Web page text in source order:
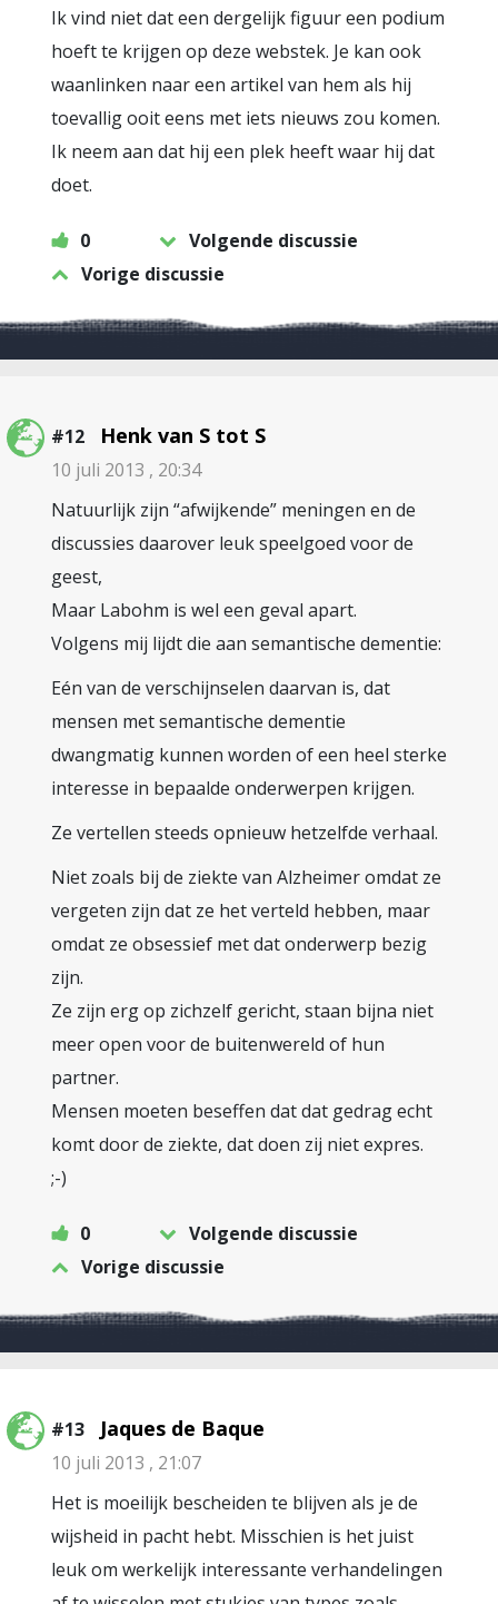
Ik vind niet dat een dergelijk figuur een podium
hoeft te krijgen op deze webstek. Je kan ook
waanlinken naar een artikel van hem als hij
toevallig ooit eens met iets nieuws zou komen.
Ik neem aan dat hij een plek heeft waar hij dat
doet.
0
Volgende discussie
Vorige discussie
#12 Henk van S tot S
10 juli 2013 , 20:34
Natuurlijk zijn “afwijkende” meningen en de
discussies daarover leuk speelgoed voor de
geest,
Maar Labohm is wel een geval apart.
Volgens mij lijdt die aan semantische dementie:
Eén van de verschijnselen daarvan is, dat
mensen met semantische dementie
dwangmatig kunnen worden of een heel sterke
interesse in bepaalde onderwerpen krijgen.
Ze vertellen steeds opnieuw hetzelfde verhaal.
Niet zoals bij de ziekte van Alzheimer omdat ze
vergeten zijn dat ze het verteld hebben, maar
omdat ze obsessief met dat onderwerp bezig
zijn.
Ze zijn erg op zichzelf gericht, staan bijna niet
meer open voor de buitenwereld of hun
partner.
Mensen moeten beseffen dat dat gedrag echt
komt door de ziekte, dat doen zij niet expres.
;-)
0
Volgende discussie
Vorige discussie
#13 Jaques de Baque
10 juli 2013 , 21:07
Het is moeilijk bescheiden te blijven als je de
wijsheid in pacht hebt. Misschien is het juist
leuk om werkelijk interessante verhandelingen